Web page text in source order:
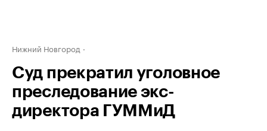
Нижний Новгород
Суд прекратил уголовное
преследование экс-
директора ГУММиД